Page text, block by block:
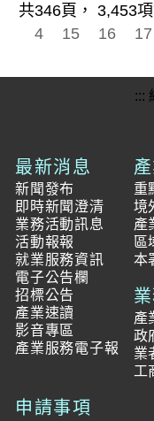
共346頁， 3,453
4
15 16 17
:::
最新消息
新聞發布
即時新聞澄清
業務活動訊息
活動報報
就業服務資訊
電子公告欄
招標公告
產業速讀
影音專區
產業服務電子報
重
境
產
區
本
產
政
業
工
申請事項